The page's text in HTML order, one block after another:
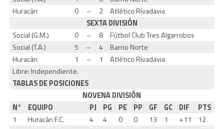
Huracán
0 – 2
Atlético Rivadavia
SEXTA DIVISIÓN
Social (G.M.)
0 – 8
Fútbol Club Tres Algarrobos
Social (T.A.)
5 – 4
Barrio Norte
Huracán
1 – 1
Atlético Rivadavia
Libre: Independiente.
TABLAS DE POSICIONES
NOVENA DIVISIÓN
N°
EQUIPO PJ PG PE PP GF GC DIF
PTS
1
Huracán F.C. 4 4 0 0 13 1 +11
12